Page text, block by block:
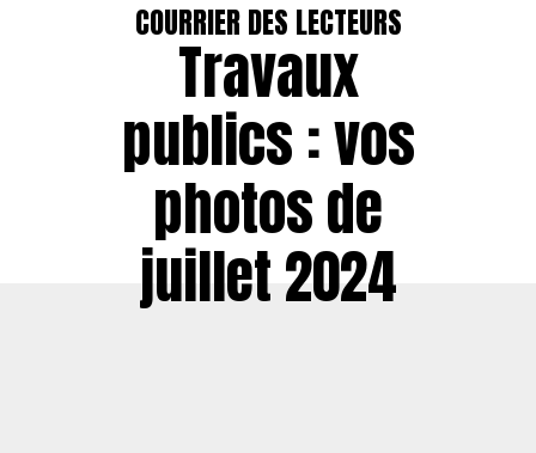
COURRIER DES LECTEURS
Travaux
publics : vos
photos de
juillet 2024